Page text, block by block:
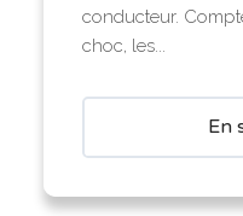
conducteur.
choc, les...
En